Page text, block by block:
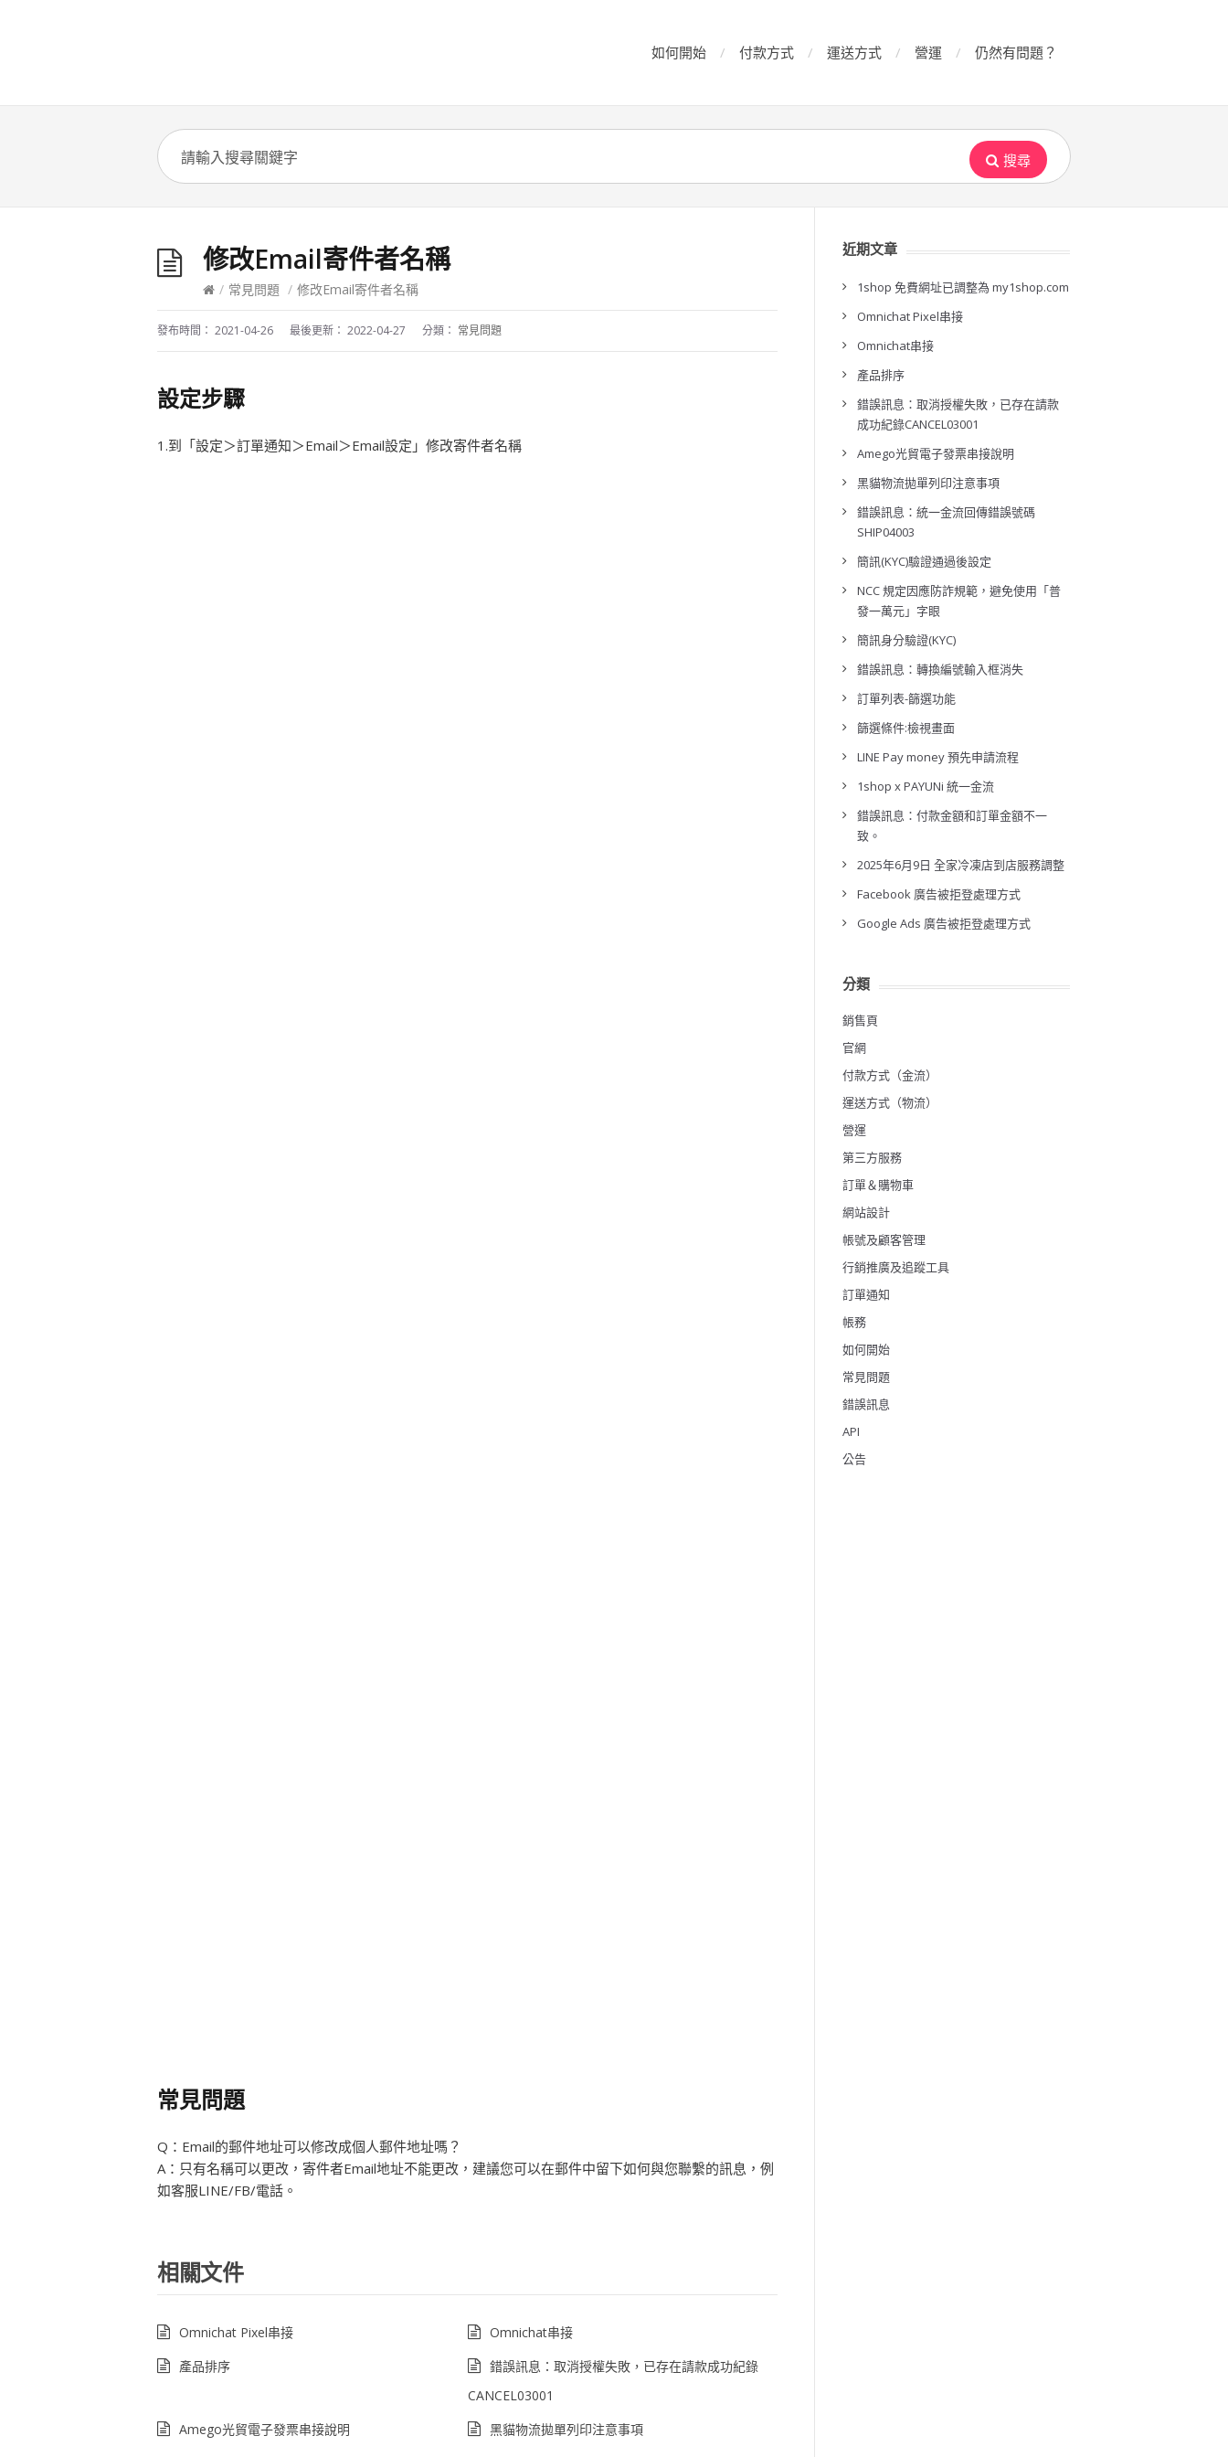
如何開始 付款方式 運送方式 營運 仍然有問題？
搜尋
修改Email寄件者名稱
/ 常見問題 / 修改Email寄件者名稱
發布時間： 2021-04-26 最後更新： 2022-04-27 分類： 常見問題
設定步驟
1.到「設定＞訂單通知＞Email＞Email設定」修改寄件者名稱
常見問題
Q：Email的郵件地址可以修改成個人郵件地址嗎？
A：只有名稱可以更改，寄件者Email地址不能更改，建議您可以在郵件中留下如何與您聯繫的訊息，例
如客服LINE/FB/電話。
相關文件
Omnichat Pixel串接
Omnichat串接
產品排序
錯誤訊息：取消授權失敗，已存在請款成功紀錄
CANCEL03001
Amego光貿電子發票串接說明
黑貓物流拋單列印注意事項
近期文章
1shop 免費網址已調整為 my1shop.com
Omnichat Pixel串接
Omnichat串接
產品排序
錯誤訊息：取消授權失敗，已存在請款
成功紀錄CANCEL03001
Amego光貿電子發票串接說明
黑貓物流拋單列印注意事項
錯誤訊息：統一金流回傳錯誤號碼
SHIP04003
簡訊(KYC)驗證通過後設定
NCC 規定因應防詐規範，避免使用「普
發一萬元」字眼
簡訊身分驗證(KYC)
錯誤訊息：轉換編號輸入框消失
訂單列表-篩選功能
篩選條件:檢視畫面
LINE Pay money 預先申請流程
1shop x PAYUNi 統一金流
錯誤訊息：付款金額和訂單金額不一
致。
2025年6月9日 全家冷凍店到店服務調整
Facebook 廣告被拒登處理方式
Google Ads 廣告被拒登處理方式
分類
銷售頁
官網
付款方式（金流）
運送方式（物流）
營運
第三方服務
訂單＆購物車
網站設計
帳號及顧客管理
行銷推廣及追蹤工具
訂單通知
帳務
如何開始
常見問題
錯誤訊息
API
公告